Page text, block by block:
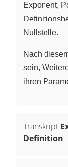
Exponent,
Nullstelle.
Nach
sein,
ihren
Transkript
Definition